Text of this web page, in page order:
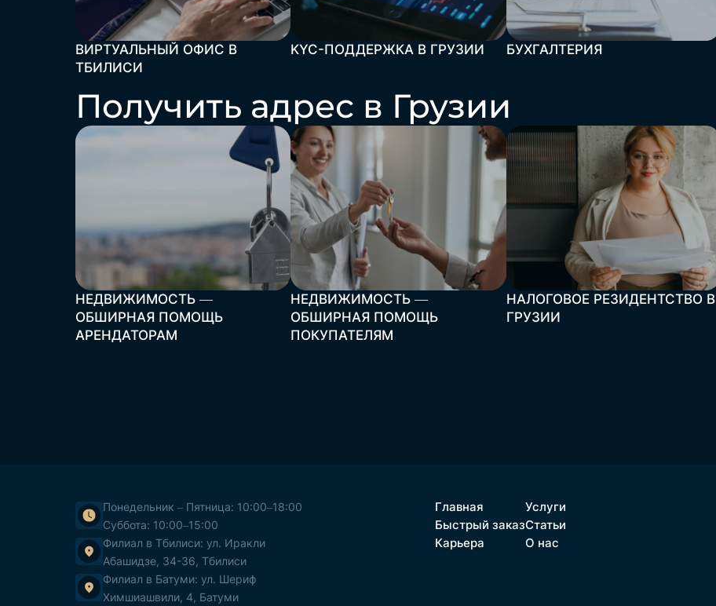
ВИРТУАЛЬНЫЙ ОФИС В
ТБИЛИСИ
KYC-ПОДДЕРЖКА В ГРУЗИИ БУХГАЛТЕРИЯ
Получить адрес в Грузии
НЕДВИЖИМОСТЬ —
ОБШИРНАЯ ПОМОЩЬ
АРЕНДАТОРАМ
НЕДВИЖИМОСТЬ —
ОБШИРНАЯ ПОМОЩЬ
ПОКУПАТЕЛЯМ
НАЛОГОВОЕ РЕЗИДЕНТСТВО В
ГРУЗИИ
Понедельник – Пятница: 10:00–18:00
Суббота: 10:00–15:00
Филиал в Тбилиси: ул. Иракли
Абашидзе, 34-36, Тбилиси
Филиал в Батуми: ул. Шериф
Химшиашвили, 4, Батуми
Главная
Услуги
Быстрый заказСтатьи
Карьера
О нас